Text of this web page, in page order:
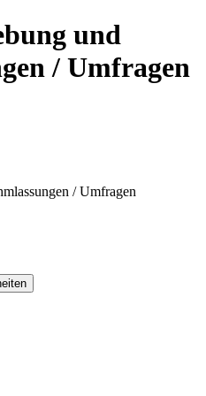
und
/ Umfragen
/ Umfragen